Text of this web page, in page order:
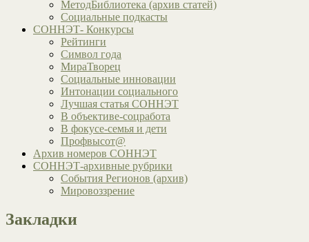
МетодБиблиотека (архив статей)
Социальные подкасты
СОННЭТ- Конкурсы
Рейтинги
Символ года
МираТворец
Социальные инновации
Интонации социального
Лучшая статья СОННЭТ
В объективе-соцработа
В фокусе-семья и дети
Профвысот@
Архив номеров СОННЭТ
СОННЭТ-архивные рубрики
События Регионов (архив)
Мировоззрение
Закладки